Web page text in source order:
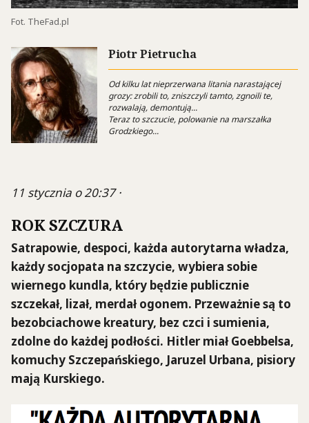
Fot. TheFad.pl
Piotr Pietrucha
Od kilku lat nieprzerwana litania narastającej
grozy: zrobili to, zniszczyli tamto, zgnoili te,
rozwalają, demontują...
Teraz to szczucie, polowanie na marszałka
Grodzkiego...
11 stycznia o 20:37 ·
ROK SZCZURA
Satrapowie, despoci, każda autorytarna władza,
każdy socjopata na szczycie, wybiera sobie
wiernego kundla, który będzie publicznie
szczekał, lizał, merdał ogonem. Przeważnie są to
bezobciachowe kreatury, bez czci i sumienia,
zdolne do każdej podłości. Hitler miał Goebbelsa,
komuchy Szczepańskiego, Jaruzel Urbana, pisiory
mają Kurskiego.